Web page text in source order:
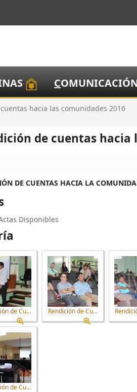
C
hacia las comunidades 2016
de cuentas hacia
DE CUENTAS HACIA LA
Disponibles
de Cu... Rendición de Cu...
de Cu...